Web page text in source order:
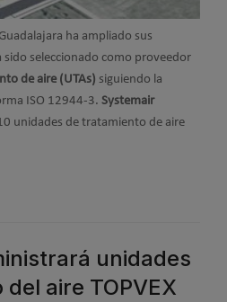
ha ampliado sus
sido seleccionado como proveedor
de aire (UTAs) siguiendo la
ISO 12944-3. Systemair
unidades de tratamiento de aire
unidades
aire TOPVEX